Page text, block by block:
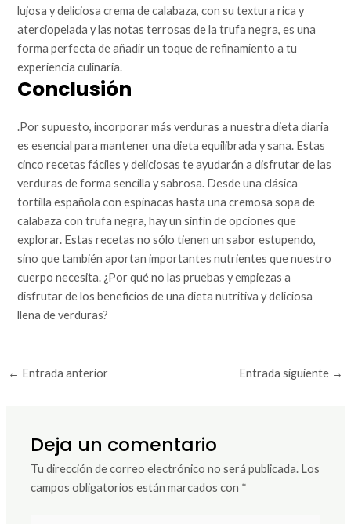
lujosa y deliciosa crema de calabaza, con su textura rica y
aterciopelada y las notas terrosas de la trufa negra, es una
forma perfecta de añadir un toque de refinamiento a tu
experiencia culinaria.
Conclusión
.Por supuesto, incorporar más verduras a nuestra dieta diaria
es esencial para mantener una dieta equilibrada y sana. Estas
cinco recetas fáciles y deliciosas te ayudarán a disfrutar de las
verduras de forma sencilla y sabrosa. Desde una clásica
tortilla española con espinacas hasta una cremosa sopa de
calabaza con trufa negra, hay un sinfín de opciones que
explorar. Estas recetas no sólo tienen un sabor estupendo,
sino que también aportan importantes nutrientes que nuestro
cuerpo necesita. ¿Por qué no las pruebas y empiezas a
disfrutar de los beneficios de una dieta nutritiva y deliciosa
llena de verduras?
← Entrada anterior Entrada siguiente →
Deja un comentario
Tu dirección de correo electrónico no será publicada. Los
campos obligatorios están marcados con *